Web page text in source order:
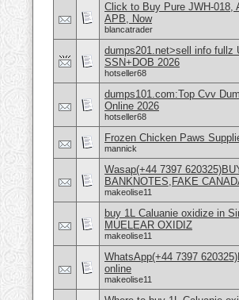
Click to Buy Pure JWH-018,
APB, Now
blancatrader
dumps201.net>sell info fullz
SSN+DOB 2026
hotseller68
dumps101.com:Top Cvv
Online 2026
hotseller68
Frozen Chicken Paws
mannick
Wasap(+44 7397
BANKNOTES,FAKE
makeolise11
buy 1L Caluanie oxidize in
MUELEAR OXIDIZ
makeolise11
WhatsApp(+44 7397
online
makeolise11